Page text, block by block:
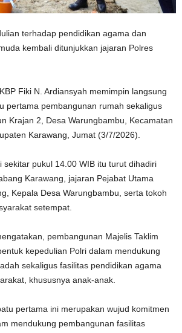
terhadap pendidikan agama dan
kembali ditunjukkan jajaran Polres
Fiki N. Ardiansyah memimpin langsung
pertama pembangunan rumah sekaligus
Krajan 2, Desa Warungbambu, Kecamatan
Karawang, Jumat (3/7/2026).
sekitar pukul 14.00 WIB itu turut dihadiri
Karawang, jajaran Pejabat Utama
Kepala Desa Warungbambu, serta tokoh
setempat.
pembangunan Majelis Taklim
kepedulian Polri dalam mendukung
sekaligus fasilitas pendidikan agama
khususnya anak-anak.
pertama ini merupakan wujud komitmen
mendukung pembangunan fasilitas